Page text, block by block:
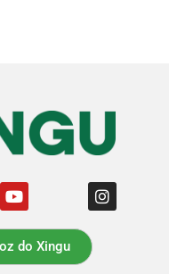
do Xingu